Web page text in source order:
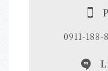
0911-188-